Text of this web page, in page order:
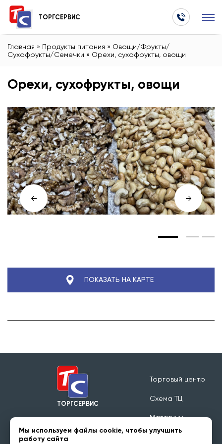
ТОРГСЕРВИС
Главная » Продукты питания » Овощи/Фрукты/
Сухофрукты/Семечки » Орехи, сухофрукты, овощи
← →
Орехи, сухофрукты, овощи
ПОКАЗАТЬ НА КАРТЕ
ТОРГСЕРВИС
Режим работы 09:00 - 20:00
Торговый центр
Схема ТЦ
Магазины
Обратная связь
Мы используем файлы cookie, чтобы улучшить
работу сайта